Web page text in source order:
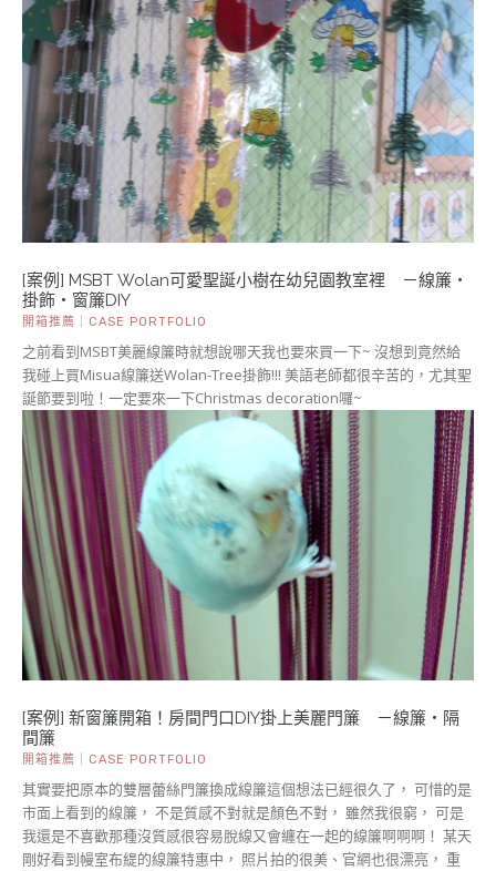
[案例] MSBT Wolan可愛聖誕小樹在幼兒園教室裡 －線簾・
掛飾・窗簾DIY
開箱推薦｜CASE PORTFOLIO
之前看到MSBT美麗線簾時就想說哪天我也要來買一下~ 沒想到竟然給
我碰上買Misua線簾送Wolan-Tree掛飾!!! 美語老師都很辛苦的，尤其聖
誕節要到啦！一定要來一下Christmas decoration囉~
[案例] 新窗簾開箱！房間門口DIY掛上美麗門簾 －線簾・隔
間簾
開箱推薦｜CASE PORTFOLIO
其實要把原本的雙層蕾絲門簾換成線簾這個想法已經很久了， 可惜的是
市面上看到的線簾， 不是質感不對就是顏色不對， 雖然我很窮， 可是
我還是不喜歡那種沒質感很容易脫線又會纏在一起的線簾啊啊啊！ 某天
剛好看到幔室布緹的線簾特惠中， 照片拍的很美、官網也很漂亮， 重